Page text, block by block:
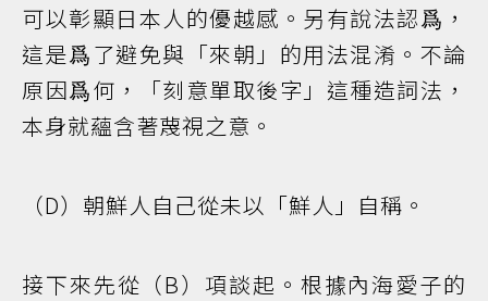
可以彰顯日本人的優越感。另有說法認爲，
這是爲了避免與「來朝」的用法混淆。不論
原因爲何，「刻意單取後字」這種造詞法，
本身就蘊含著蔑視之意。
（D）朝鮮人自己從未以「鮮人」自稱。
接下來先從（B）項談起。根據內海愛子的